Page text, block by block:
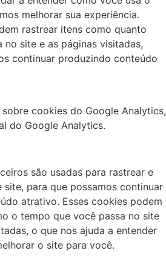
melhorar sua experiência.
rastrear itens como quanto
site e as páginas visitadas,
continuar produzindo conteúdo
cookies do Google Analytics,
do Google Analytics.
são usadas para rastrear e
site, para que possamos continuar
atrativo. Esses cookies podem
o tempo que você passa no site
o que nos ajuda a entender
o site para você.